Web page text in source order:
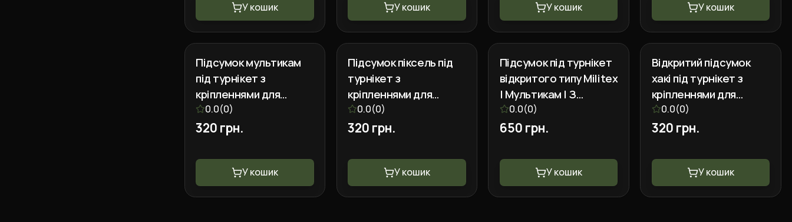
У кошик У кошик У кошик У кошик
Підсумок мультикам
під турнікет з
кріпленнями для
ножиць та маркера
0.0(0)
320 грн.
У кошик
Підсумок піксель під
турнікет з
кріпленнями для
ножиць та маркера
0.0(0)
320 грн.
У кошик
Підсумок під турнікет
відкритого типу Militex
| Мультикам | З
кріпленнями для
ножиць і маркера
0.0(0)
650 грн.
У кошик
Відкритий підсумок
хакі під турнікет з
кріпленнями для
ножиць та маркера
0.0(0)
320 грн.
У кошик